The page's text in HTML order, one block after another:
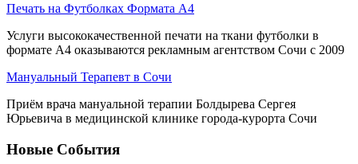
Печать на Футболках Формата А4
Услуги высококачественной печати на ткани футболки в
формате А4 оказываются рекламным агентством Сочи с 2009
Мануальный Терапевт в Сочи
Приём врача мануальной терапии Болдырева Сергея
Юрьевича в медицинской клинике города-курорта Сочи
Новые События